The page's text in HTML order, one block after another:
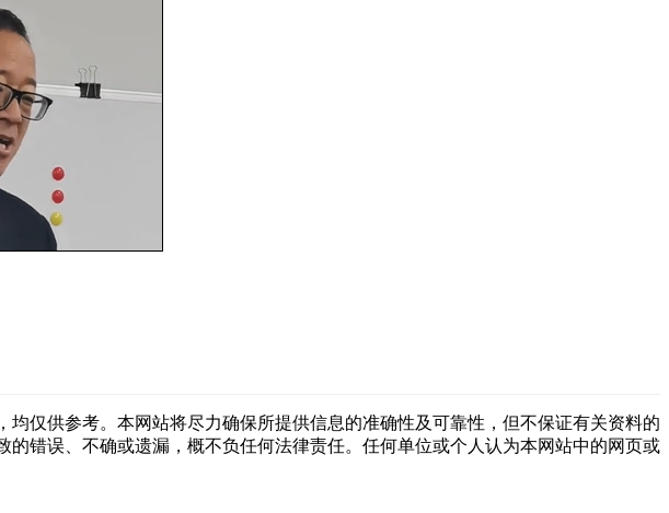
仅供参考。本网站将尽力确保所提供信息的准确性及可靠性，但不保证有关资料的
错误、不确或遗漏，概不负任何法律责任。任何单位或个人认为本网站中的网页或